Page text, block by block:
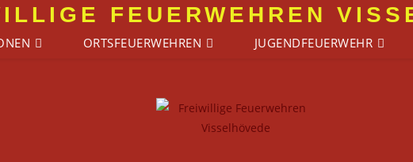
FEUERWEHREN
ORTSFEUERWEHREN JUGENDFEUERWEHR